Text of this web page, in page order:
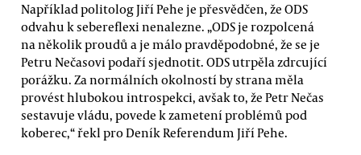
Například politolog Jiří Pehe je přesvědčen, že ODS
odvahu k sebereflexi nenalezne. „ODS je rozpolcená
na několik proudů a je málo pravděpodobné, že se je
Petru Nečasovi podaří sjednotit. ODS utrpěla zdrcující
porážku. Za normálních okolností by strana měla
provést hlubokou introspekci, avšak to, že Petr Nečas
sestavuje vládu, povede k zametení problémů pod
koberec,“ řekl pro Deník Referendum Jiří Pehe.